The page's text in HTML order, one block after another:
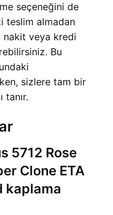
seçeneğini de
teslim almadan
nakit veya kredi
Bu
sizlere tam bir
tanır.
5712 Rose
Clone ETA
kaplama